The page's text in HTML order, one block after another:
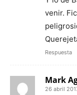
venir.
Respuesta
Mark
26 abril